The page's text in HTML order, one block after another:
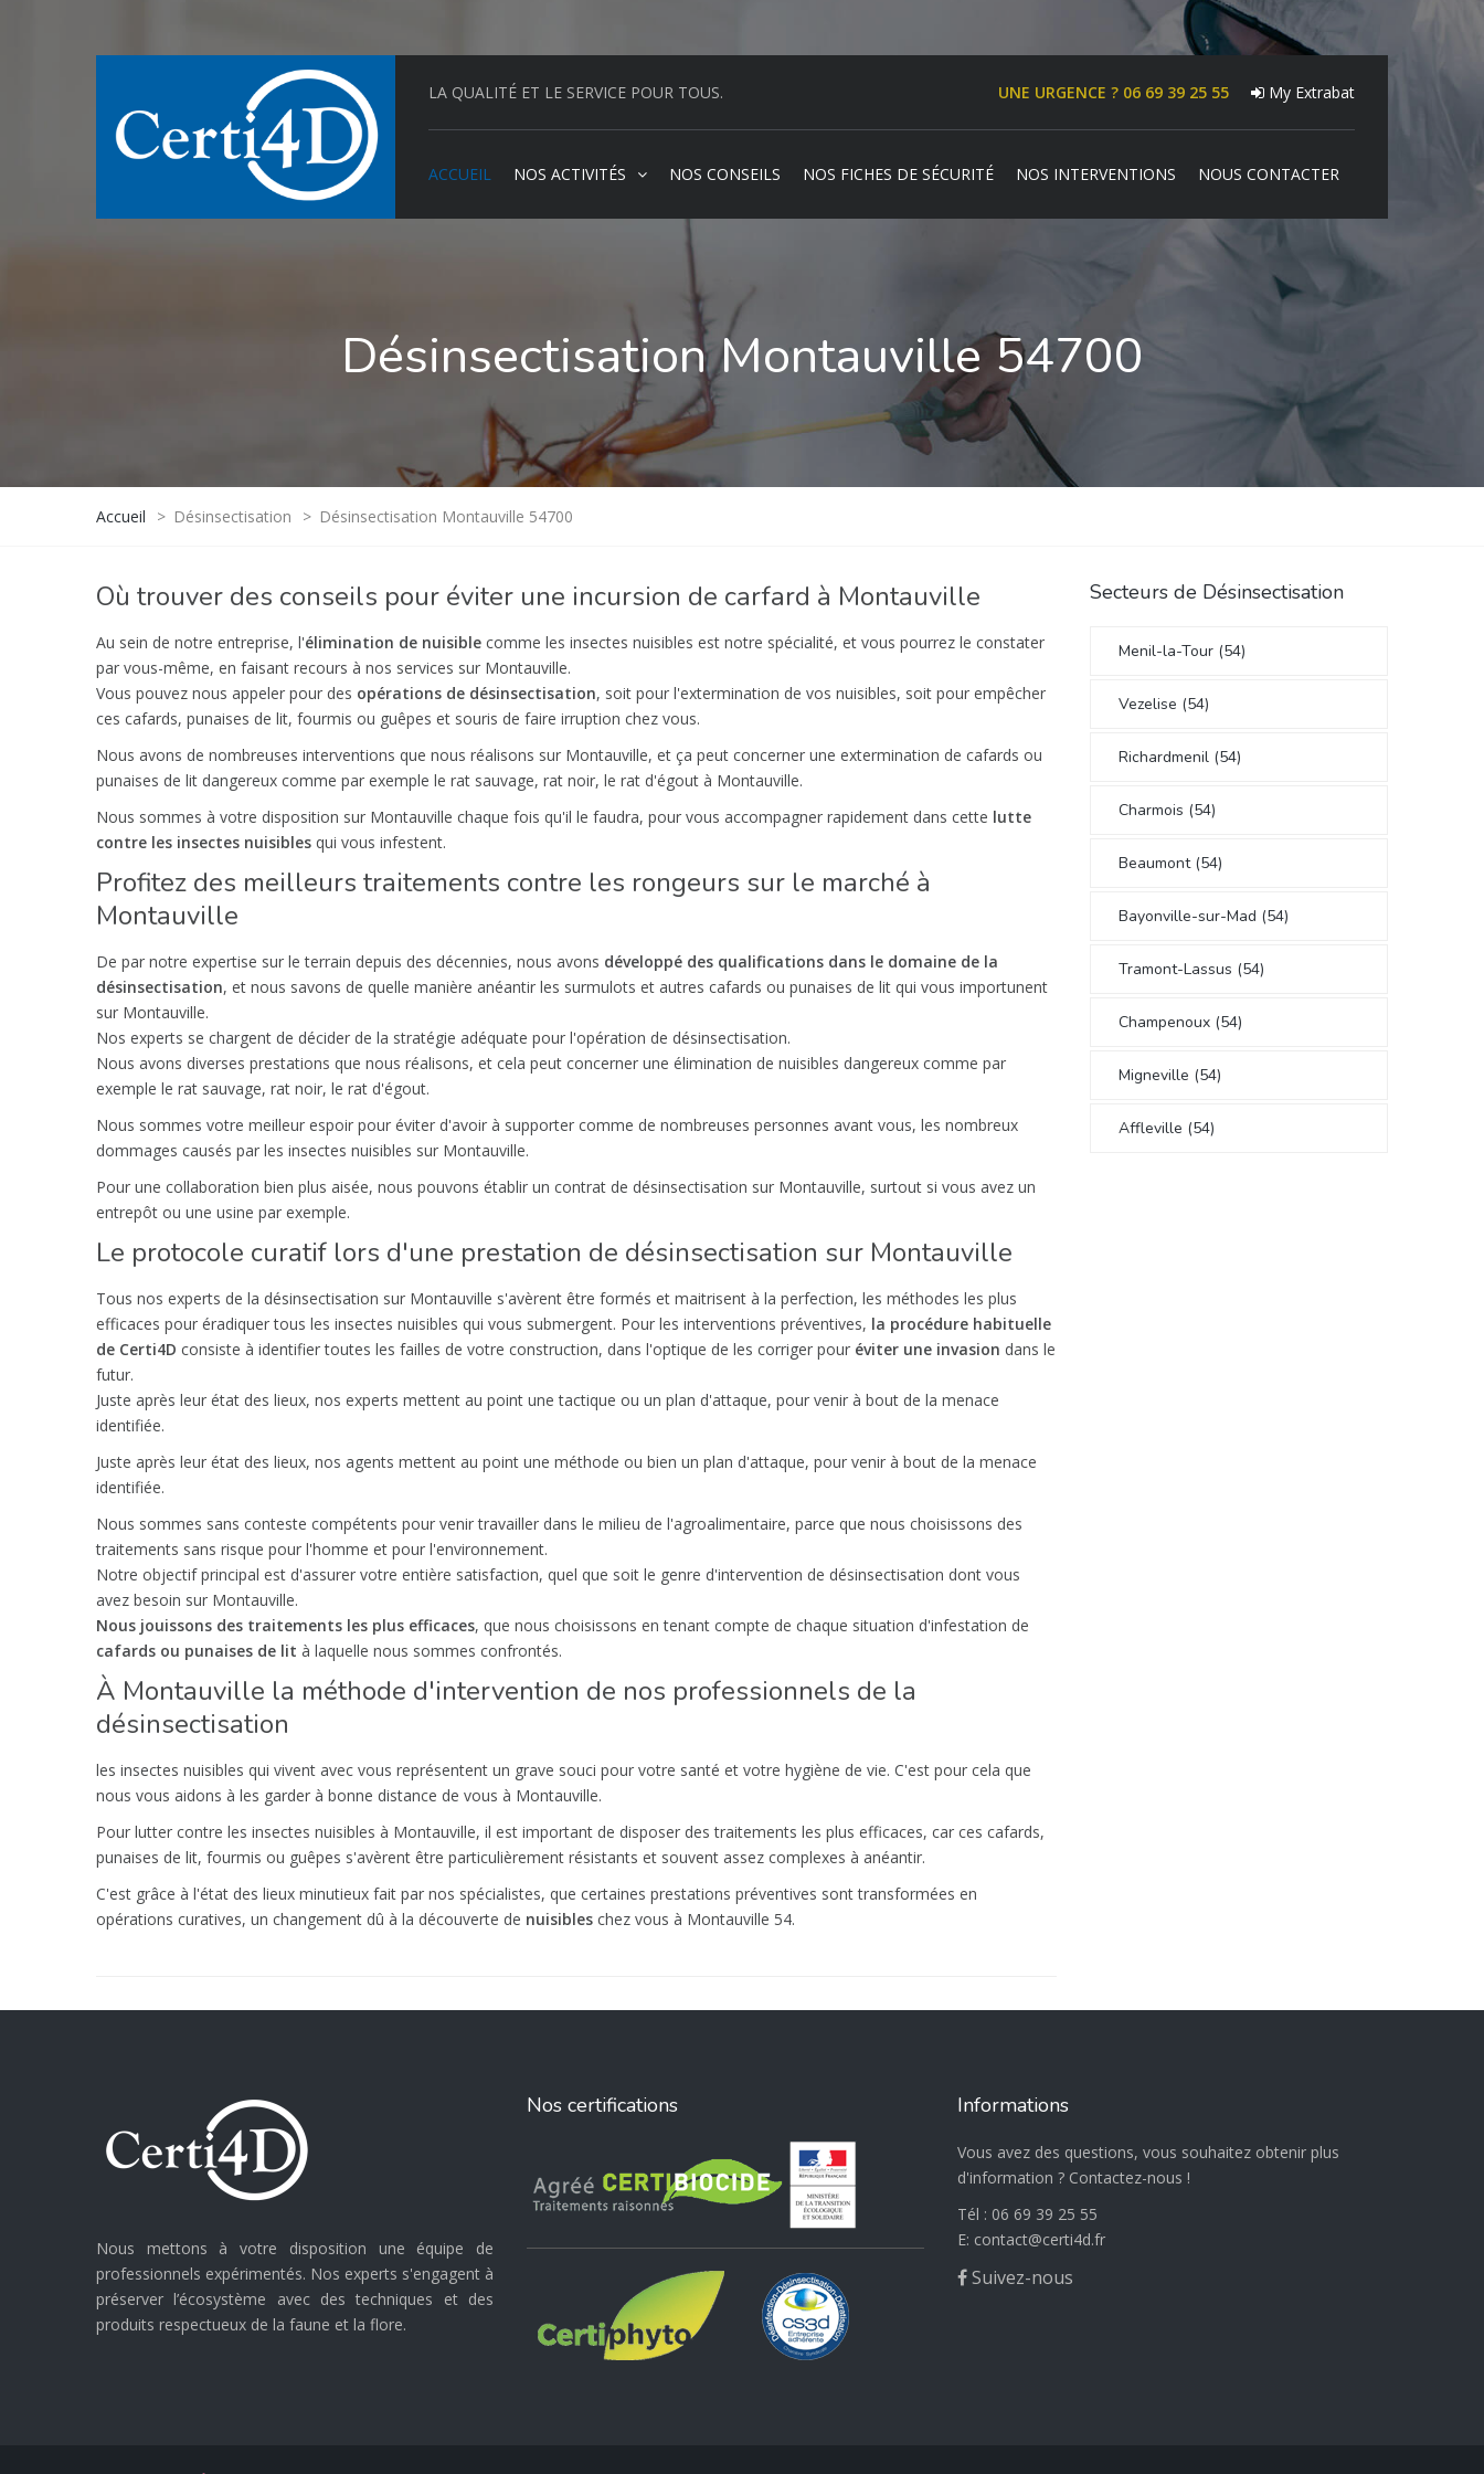
LA QUALITÉ ET LE SERVICE POUR TOUS. UNE URGENCE ? 06 69 39 25 55 My Extrabat
ACCUEIL NOS ACTIVITÉS NOS CONSEILS NOS FICHES DE SÉCURITÉ NOS INTERVENTIONS NOUS CONTACTER
Désinsectisation Montauville 54700
Accueil > Désinsectisation > Désinsectisation Montauville 54700
Où trouver des conseils pour éviter une incursion de carfard à Montauville
Au sein de notre entreprise, l'élimination de nuisible comme les insectes nuisibles est notre spécialité, et vous pourrez le constater
par vous-même, en faisant recours à nos services sur Montauville.
Vous pouvez nous appeler pour des opérations de désinsectisation, soit pour l'extermination de vos nuisibles, soit pour empêcher
ces cafards, punaises de lit, fourmis ou guêpes et souris de faire irruption chez vous.
Nous avons de nombreuses interventions que nous réalisons sur Montauville, et ça peut concerner une extermination de cafards ou
punaises de lit dangereux comme par exemple le rat sauvage, rat noir, le rat d'égout à Montauville.
Nous sommes à votre disposition sur Montauville chaque fois qu'il le faudra, pour vous accompagner rapidement dans cette lutte
contre les insectes nuisibles qui vous infestent.
Profitez des meilleurs traitements contre les rongeurs sur le marché à
Montauville
De par notre expertise sur le terrain depuis des décennies, nous avons développé des qualifications dans le domaine de la
désinsectisation, et nous savons de quelle manière anéantir les surmulots et autres cafards ou punaises de lit qui vous importunent
sur Montauville.
Nos experts se chargent de décider de la stratégie adéquate pour l'opération de désinsectisation.
Nous avons diverses prestations que nous réalisons, et cela peut concerner une élimination de nuisibles dangereux comme par
exemple le rat sauvage, rat noir, le rat d'égout.
Nous sommes votre meilleur espoir pour éviter d'avoir à supporter comme de nombreuses personnes avant vous, les nombreux
dommages causés par les insectes nuisibles sur Montauville.
Pour une collaboration bien plus aisée, nous pouvons établir un contrat de désinsectisation sur Montauville, surtout si vous avez un
entrepôt ou une usine par exemple.
Le protocole curatif lors d'une prestation de désinsectisation sur Montauville
Tous nos experts de la désinsectisation sur Montauville s'avèrent être formés et maitrisent à la perfection, les méthodes les plus
efficaces pour éradiquer tous les insectes nuisibles qui vous submergent. Pour les interventions préventives, la procédure habituelle
de Certi4D consiste à identifier toutes les failles de votre construction, dans l'optique de les corriger pour éviter une invasion dans le
futur.
Juste après leur état des lieux, nos experts mettent au point une tactique ou un plan d'attaque, pour venir à bout de la menace
identifiée.
Juste après leur état des lieux, nos agents mettent au point une méthode ou bien un plan d'attaque, pour venir à bout de la menace
identifiée.
Nous sommes sans conteste compétents pour venir travailler dans le milieu de l'agroalimentaire, parce que nous choisissons des
traitements sans risque pour l'homme et pour l'environnement.
Notre objectif principal est d'assurer votre entière satisfaction, quel que soit le genre d'intervention de désinsectisation dont vous
avez besoin sur Montauville.
Nous jouissons des traitements les plus efficaces, que nous choisissons en tenant compte de chaque situation d'infestation de
cafards ou punaises de lit à laquelle nous sommes confrontés.
À Montauville la méthode d'intervention de nos professionnels de la
désinsectisation
les insectes nuisibles qui vivent avec vous représentent un grave souci pour votre santé et votre hygiène de vie. C'est pour cela que
nous vous aidons à les garder à bonne distance de vous à Montauville.
Pour lutter contre les insectes nuisibles à Montauville, il est important de disposer des traitements les plus efficaces, car ces cafards,
punaises de lit, fourmis ou guêpes s'avèrent être particulièrement résistants et souvent assez complexes à anéantir.
C'est grâce à l'état des lieux minutieux fait par nos spécialistes, que certaines prestations préventives sont transformées en
opérations curatives, un changement dû à la découverte de nuisibles chez vous à Montauville 54.
Secteurs de Désinsectisation
Menil-la-Tour (54)
Vezelise (54)
Richardmenil (54)
Charmois (54)
Beaumont (54)
Bayonville-sur-Mad (54)
Tramont-Lassus (54)
Champenoux (54)
Migneville (54)
Affleville (54)
Nous mettons à votre disposition une équipe de
professionnels expérimentés. Nos experts s'engagent à
préserver l’écosystème avec des techniques et des
produits respectueux de la faune et la flore.
Nos certifications Informations
Vous avez des questions, vous souhaitez obtenir plus
d'information ? Contactez-nous !
Tél : 06 69 39 25 55
E:
@
Suivez-nous